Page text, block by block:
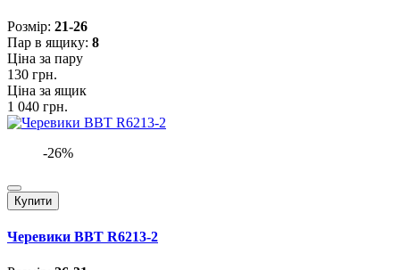
Розмiр: 21-26
Пар в ящику: 8
Ціна за пару
130 грн.
Ціна за ящик
1 040 грн.
-26%
Купити
Черевики BBT R6213-2